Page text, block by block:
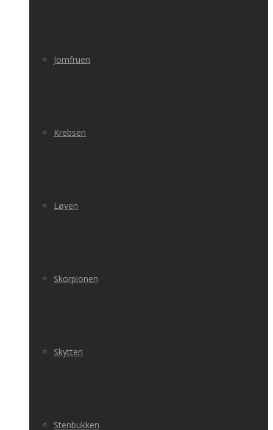
Jomfruen
Krebsen
Løven
Skorpionen
Skytten
Stenbukken